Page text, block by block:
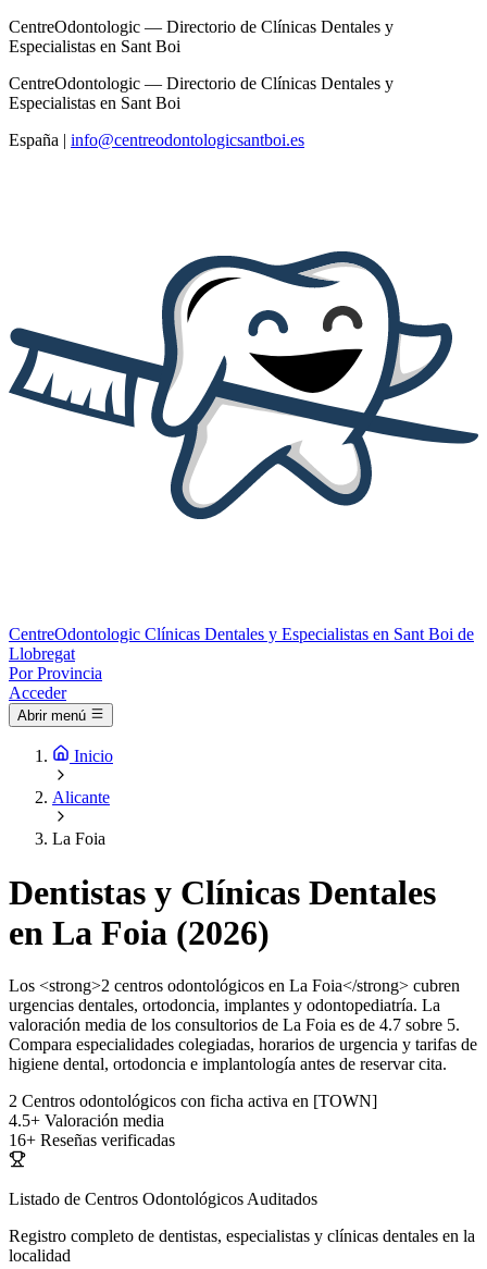
CentreOdontologic — Directorio de Clínicas Dentales y
Especialistas en Sant Boi
CentreOdontologic — Directorio de Clínicas Dentales y
Especialistas en Sant Boi
España | info@centreodontologicsantboi.es
CentreOdontologic Clínicas Dentales y Especialistas en Sant Boi de
Llobregat
Por Provincia
Acceder
Abrir menú
Inicio
Alicante
La Foia
Dentistas y Clínicas Dentales
en La Foia (2026)
Los <strong>2 centros odontológicos en La Foia</strong> cubren
urgencias dentales, ortodoncia, implantes y odontopediatría. La
valoración media de los consultorios de La Foia es de 4.7 sobre 5.
Compara especialidades colegiadas, horarios de urgencia y tarifas de
higiene dental, ortodoncia e implantología antes de reservar cita.
2 Centros odontológicos con ficha activa en [TOWN]
4.5+ Valoración media
16+ Reseñas verificadas
Listado de Centros Odontológicos Auditados
Registro completo de dentistas, especialistas y clínicas dentales en la
localidad